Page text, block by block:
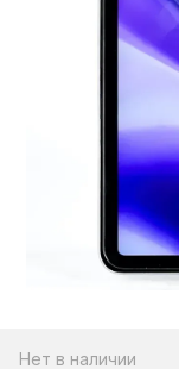
Нет в наличии